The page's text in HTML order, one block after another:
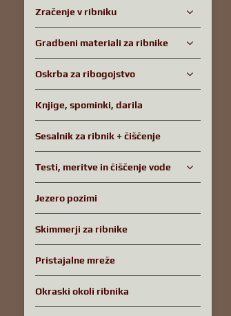
Zračenje v ribniku
Gradbeni materiali za ribnike
Oskrba za ribogojstvo
Knjige, spominki, darila
Sesalnik za ribnik + čiščenje
Testi, meritve in čiščenje vode
Jezero pozimi
Skimmerji za ribnike
Pristajalne mreže
Okraski okoli ribnika